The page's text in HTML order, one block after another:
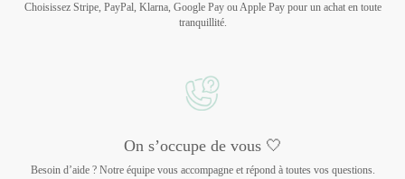
Choisissez Stripe, PayPal, Klarna, Google Pay ou Apple Pay pour un achat en toute
tranquillité.
On s’occupe de vous 🤍
Besoin d’aide ? Notre équipe vous accompagne et répond à toutes vos questions.